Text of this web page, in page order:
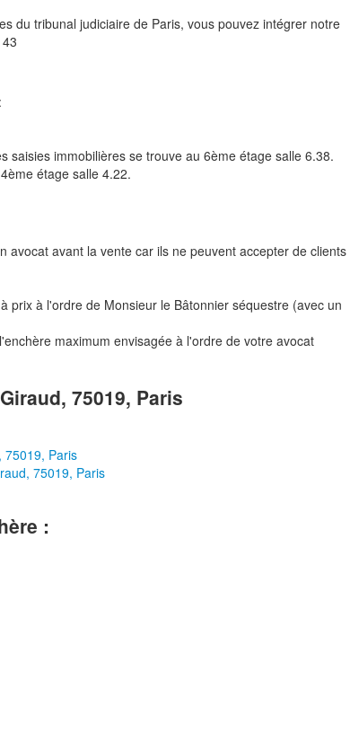
du tribunal judiciaire de Paris, vous pouvez intégrer notre
saisies immobilières se trouve au 6ème étage salle 6.38.
étage salle 4.22.
avant la vente car ils ne peuvent accepter de clients
prix à l'ordre de Monsieur le Bâtonnier séquestre (avec un
maximum envisagée à l'ordre de votre avocat
75019, Paris
75019, Paris
75019, Paris
: